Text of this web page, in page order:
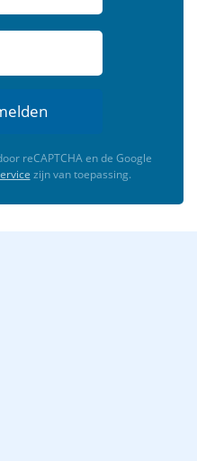
reCAPTCHA en de Google
zijn van toepassing.